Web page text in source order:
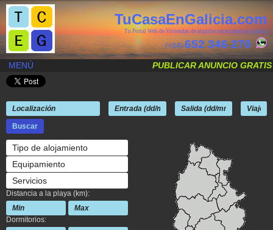
TuCasaEnGalicia.com
Tu Portal Web de Viviendas de alquiler vacacional en Galicia
(+34)652 346 270
MENÚ PUBLICAR ANUNCIO GRATIS
Tipo de alojamiento
Equipamiento
Servicios
Distancia a la playa (km):
Dormitorios: